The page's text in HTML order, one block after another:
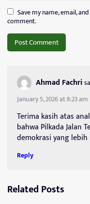
Save my name, email,
comment.
Ahmad Fachri
January 5, 2026 at 8:23 am
Terima kasih atas
bahwa Pilkada Jalan
demokrasi yang
Reply
Related Posts